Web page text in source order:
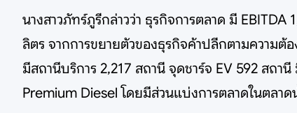
นางสาวภัทร์ภูรีกล่าวว่า ธุรกิจการตลาด มี
ลิตร จากการขยายตัวของธุรกิจค้าปลีกตามความต้
มีสถานีบริการ 2,217 สถานี จุดชาร์จ EV 592 สถ
Premium Diesel โดยมีส่วนแบ่งการตลาดในตลา